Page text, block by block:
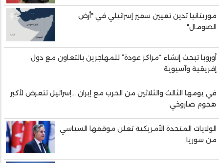
موريتانيا تدين تعيين سفير إسرائيلي في "أرض
الصومال"
أوروبا تبحث إنشاء “مراكز عودة” للمهاجرين بالتعاون مع دول
إفريقية وآسيوية
في يومها الثالث والثلاثين من الحرب مع إيران …إسرائيل تتعرض لأكبر
هجوم صاروخي
الولايات المتحدة الأمريكية تعلن موقفها السياسي
من سوريا